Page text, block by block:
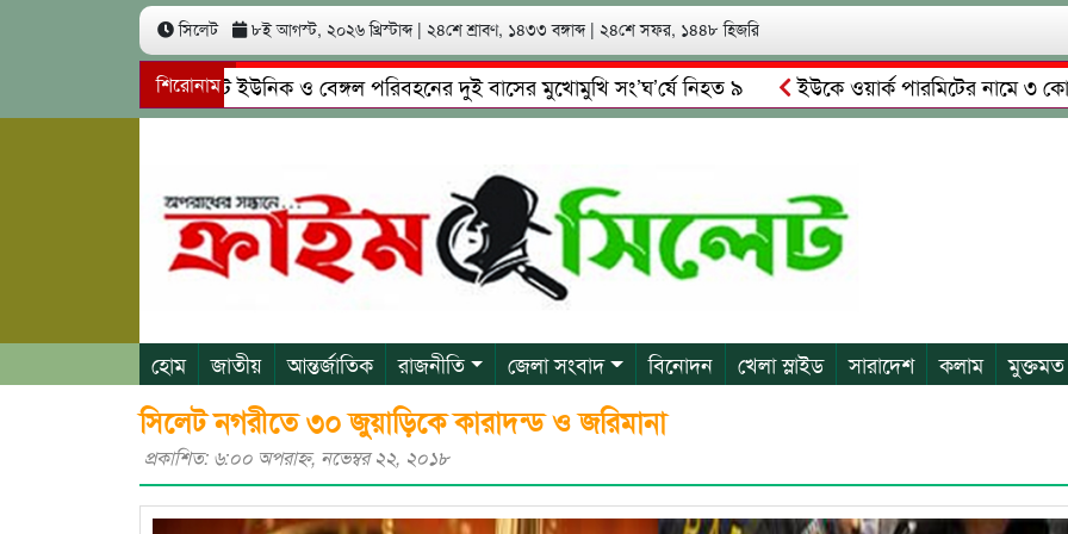
সিলেট ৮ই আগস্ট, ২০২৬ খ্রিস্টাব্দ | ২৪শে শ্রাবণ, ১৪৩৩ বঙ্গাব্দ | ২৪শে সফর, ১৪৪৮ হিজরি
শিরোনাম
সিলেটে ইউনিক ও বেঙ্গল পরিবহনের দুই বাসের মুখোমুখি সং’ঘ’র্ষে নিহত ৯ ইউকে ওয়ার্ক পারমিটের নামে ৩ কোটি ৬০
গোয়াইনঘাটে প্রেমের ফাঁদে তরুণী পাচার: মাদকাসক্ত রিমালকে গ্রেপ্তারের দাবি স্থানীয়দের
গোয়াইনঘাটে আলিম উদ্দিনের
হোম জাতীয় আন্তর্জাতিক রাজনীতি জেলা সংবাদ বিনোদন খেলা স্লাইড সারাদেশ কলাম মুক্তমত
সিলেট নগরীতে ৩০ জুয়াড়িকে কারাদন্ড ও জরিমানা
প্রকাশিত: ৬:০০ অপরাহ্ণ, নভেম্বর ২২, ২০১৮